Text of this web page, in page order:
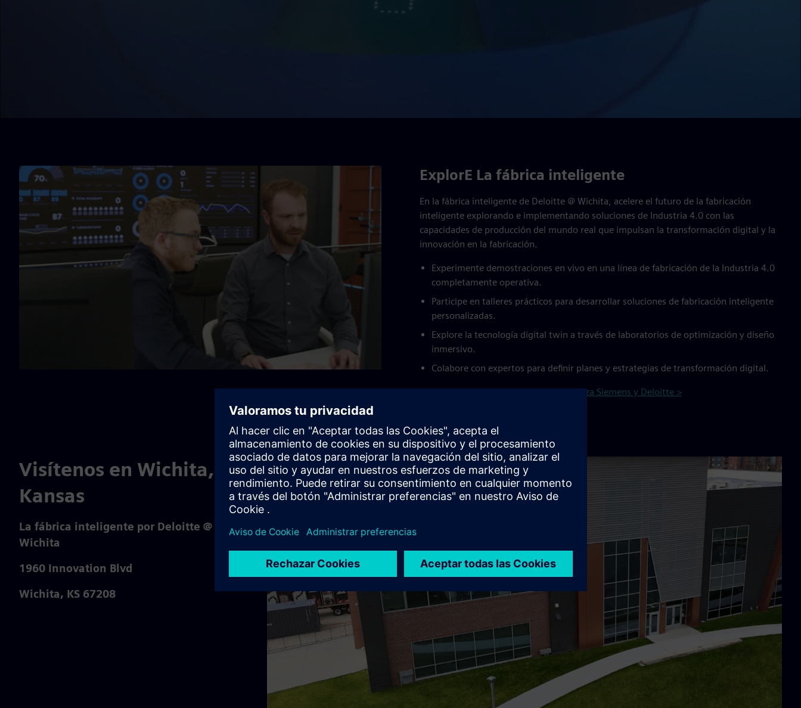
ExplorE La fábrica inteligente
En la fábrica inteligente de Deloitte @ Wichita, acelere el futuro de la fabricación
inteligente explorando e implementando soluciones de Industria 4.0 con las
capacidades de producción del mundo real que impulsan la transformación digital y la
innovación en la fabricación.
Experimente demostraciones en vivo en una línea de fabricación de la Industria 4.0
completamente operativa.
Participe en talleres prácticos para desarrollar soluciones de fabricación inteligente
personalizadas.
Explore la tecnología digital twin a través de laboratorios de optimización y diseño
inmersivo.
Colabore con expertos para definir planes y estrategias de transformación digital.
Obtenga más información sobre la alianza Siemens y Deloitte >
Visítenos en Wichita,
Kansas
La fábrica inteligente por Deloitte @
Wichita
1960 Innovation Blvd
Wichita, KS 67208